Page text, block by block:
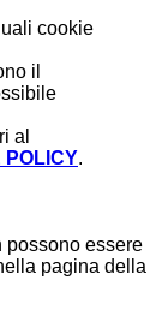
cookie
il
al
POLICY.
possono essere
pagina della